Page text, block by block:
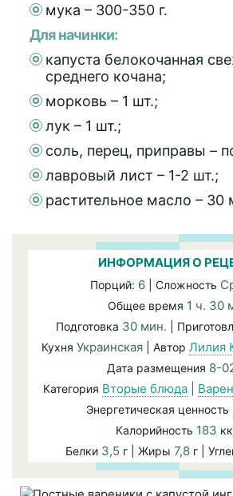
мука – 300-350 г.
Для начинки:
капуста белокочанная
среднего кочана;
морковь – 1 шт.;
лук – 1 шт.;
соль, перец, приправы –
лавровый лист – 1-2 шт.;
растительное масло – 30
ИНФОРМАЦИЯ О
Порций: 6| Сложность
Общее время 1 ч. 30
Подготовка 30 мин. |
Кухня Украинская | Автор Лилия
Дата размещения 8-
Категория Вторые блюда|
Энергетическая ценность
Калорийность 183
Белки 3,5 г | Жиры 7,8 г |